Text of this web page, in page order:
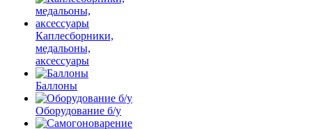
Каплесборники,
медальоны,
аксессуары
Баллоны
Оборудование б/у